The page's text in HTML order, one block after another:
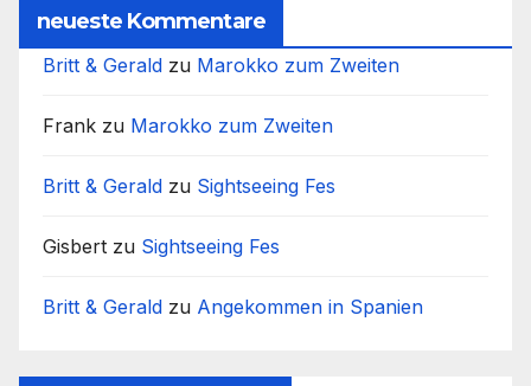
neueste Kommentare
Britt & Gerald zu Marokko zum Zweiten
Frank zu Marokko zum Zweiten
Britt & Gerald zu Sightseeing Fes
Gisbert zu Sightseeing Fes
Britt & Gerald zu Angekommen in Spanien